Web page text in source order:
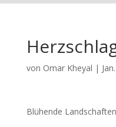
von Omar Kheyal |
Blühende